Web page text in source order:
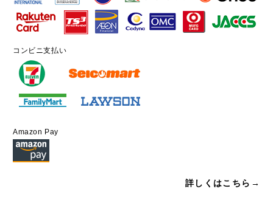
コンビニ支払い
Amazon Pay
詳しくはこちら→